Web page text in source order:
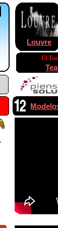
Louvre
El